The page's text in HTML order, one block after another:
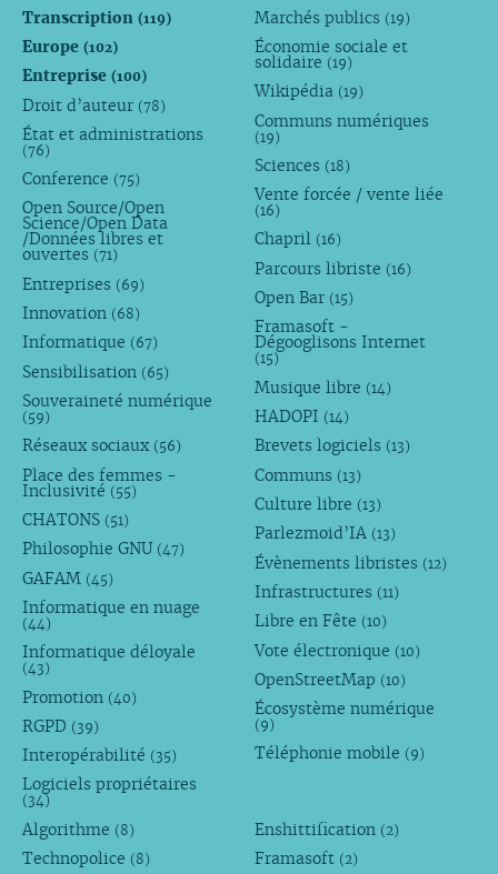
Transcription (119)
Europe (102)
Entreprise (100)
Droit d’auteur (78)
État et administrations
(76)
Conference (75)
Open Source/Open
Science/Open Data
/Données libres et
ouvertes (71)
Entreprises (69)
Innovation (68)
Informatique (67)
Sensibilisation (65)
Souveraineté numérique
(59)
Réseaux sociaux (56)
Place des femmes -
Inclusivité (55)
CHATONS (51)
Philosophie GNU (47)
GAFAM (45)
Informatique en nuage
(44)
Informatique déloyale
(43)
Promotion (40)
RGPD (39)
Interopérabilité (35)
Logiciels propriétaires
(34)
Marchés publics (19)
Économie sociale et
solidaire (19)
Wikipédia (19)
Communs numériques
(19)
Sciences (18)
Vente forcée / vente liée
(16)
Chapril (16)
Parcours libriste (16)
Open Bar (15)
Framasoft -
Dégooglisons Internet
(15)
Musique libre (14)
HADOPI (14)
Brevets logiciels (13)
Communs (13)
Culture libre (13)
Parlezmoid’IA (13)
Évènements libristes (12)
Infrastructures (11)
Libre en Fête (10)
Vote électronique (10)
OpenStreetMap (10)
Écosystème numérique
(9)
Téléphonie mobile (9)
Algorithme (8)
Technopolice (8)
Enshittification (2)
Framasoft (2)